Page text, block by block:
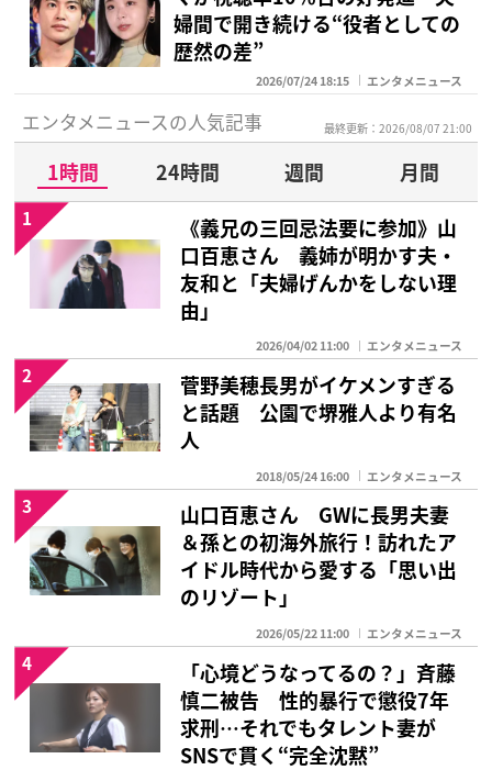
婦間で開き続ける“役者としての
歴然の差”
2026/07/24 18:15 エンタメニュース
エンタメニュースの人気記事 最終更新：2026/08/07 21:00
1時間 24時間 週間
月間
《義兄の三回忌法要に参加》山
口百恵さん 義姉が明かす夫・
友和と「夫婦げんかをしない理
由」
2026/04/02 11:00 エンタメニュース
1
菅野美穂長男がイケメンすぎる
と話題 公園で堺雅人より有名
人
2018/05/24 16:00 エンタメニュース
2
山口百恵さん GWに長男夫妻
＆孫との初海外旅行！訪れたア
イドル時代から愛する「思い出
のリゾート」
2026/05/22 11:00 エンタメニュース
3
「心境どうなってるの？」斉藤
慎二被告 性的暴行で懲役7年
求刑…それでもタレント妻が
SNSで貫く“完全沈黙”
4